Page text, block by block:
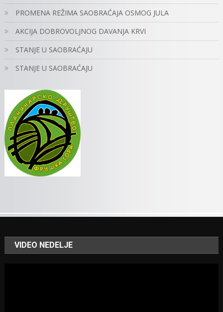
PROMENA REŽIMA SAOBRAĆAJA OSMOG JULA
AKCIJA DOBROVOLJNOG DAVANJA KRVI
STANJE U SAOBRAĆAJU
STANJE U SAOBRAĆAJU
VIDEO NEDELJE